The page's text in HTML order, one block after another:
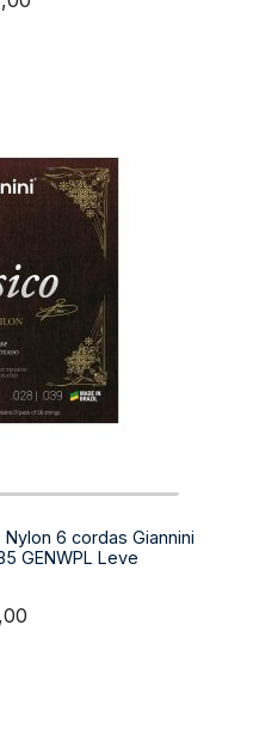
6 cordas Giannini
GENWPL Leve